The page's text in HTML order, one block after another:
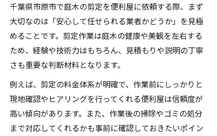
手間いらずで庭木が美しく保てる便利屋活
用法
便利屋ならではの柔軟な庭木ケアサービス
プロの便利屋が叶えるコスパ重視の剪定依
忙しい方に最適な便利屋の庭木お手入れ利
点
市原市の剪定を失敗しない依頼方法とは
千葉県市原市で庭木の剪定を便利屋に依頼する際、まず
大切なのは「安心して任せられる業者かどうか」を見極
めることです。剪定作業は庭木の健康や美観を左右する
ため、経験や技術力はもちろん、見積もりや説明の丁寧
さも重要な判断材料となります。
例えば、剪定の料金体系が明確で、作業前にしっかりと
現地確認やヒアリングを行ってくれる便利屋は信頼度が
高い傾向があります。また、作業後の掃除やゴミの処分
まで対応してくれるかも事前に確認しておきたいポイン